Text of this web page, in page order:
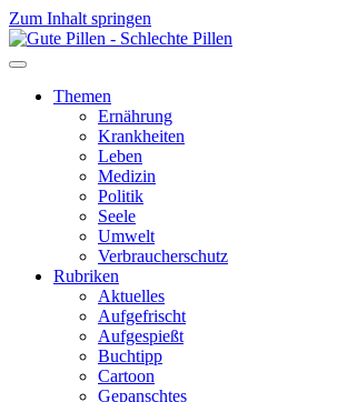
Zum Inhalt springen
Themen
Ernährung
Krankheiten
Leben
Medizin
Politik
Seele
Umwelt
Verbraucherschutz
Rubriken
Aktuelles
Aufgefrischt
Aufgespießt
Buchtipp
Cartoon
Gepanschtes